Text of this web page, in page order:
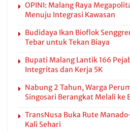
OPINI: Malang Raya
Menuju Integrasi Kawasan
Budidaya Ikan Bioflok
Tebar untuk Tekan Biaya
Bupati Malang Lantik 166
Integritas dan Kerja 5K
Nabung 2 Tahun, Warga
Singosari Berangkat Melali ke
TransNusa Buka Rute
Kali Sehari